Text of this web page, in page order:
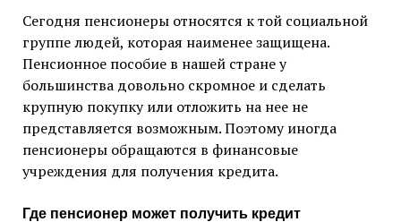
Сегодня пенсионеры относятся к той социальной
группе людей, которая наименее защищена.
Пенсионное пособие в нашей стране у
большинства довольно скромное и сделать
крупную покупку или отложить на нее не
представляется возможным. Поэтому иногда
пенсионеры обращаются в финансовые
учреждения для получения кредита.
Где пенсионер может получить кредит